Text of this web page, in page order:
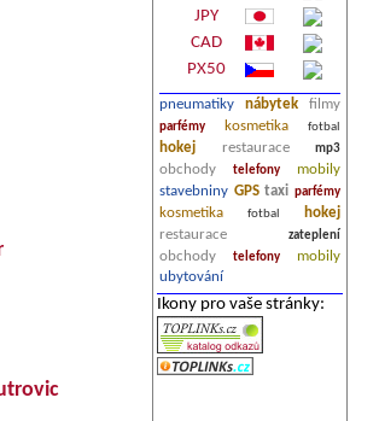
JPY
CAD
PX50
pneumatiky nábytek filmy
parfémy kosmetika fotbal
hokej restaurace mp3
obchody telefony
mobily
stavebniny GPS taxi parfémy
kosmetika fotbal
hokej
restaurace
zateplení
obchody telefony
mobily
ubytování
Ikony pro vaše stránky: